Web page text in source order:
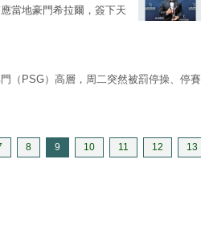
應當地豪門希拉爾，簽下天
（PSG）高層，周二突然被罰停操、停賽
8 9 10 11 12 13